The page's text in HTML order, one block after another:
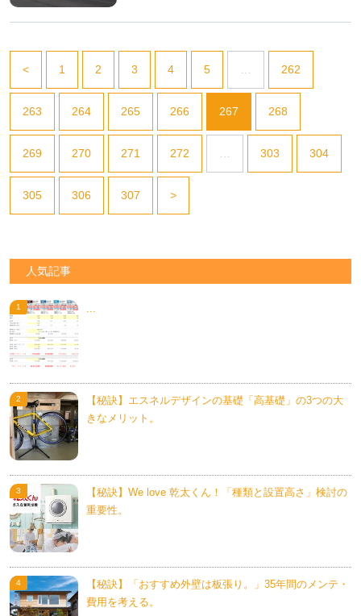
< 1 2 3 4 5 … 262
263 264 265 266 267 268
269 270 271 272 … 303 304
305 306 307 >
人気記事
...
【秘訣】エスネルデザインの基礎「高基礎」の3つの大
きなメリット。
【秘訣】We love 乾太くん！「種類と設置高さ」検討の
重要性。
【秘訣】「おすすめ外壁は板張り。」35年間のメンテ・
費用を考える。